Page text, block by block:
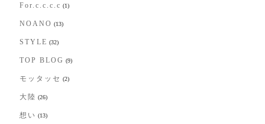
For.c.c.c.c (1)
NOANO (13)
STYLE (32)
TOP BLOG (9)
モッタッセ (2)
大陸 (26)
想い (13)